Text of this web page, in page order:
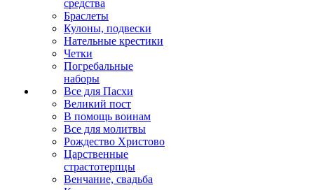
средства
Браслеты
Кулоны, подвески
Нательные крестики
Четки
Погребальные
наборы
Все для Пасхи
Великий пост
В помощь воинам
Все для молитвы
Рождество Христово
Царственные
страстотерпцы
Венчание, свадьба